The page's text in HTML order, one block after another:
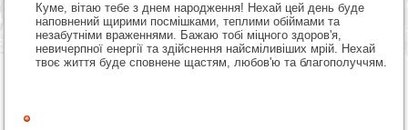
Куме, вітаю тебе з днем народження! Нехай цей день буде
наповнений щирими посмішками, теплими обіймами та
незабутніми враженнями. Бажаю тобі міцного здоров'я,
невичерпної енергії та здійснення найсміливіших мрій. Нехай
твоє життя буде сповнене щастям, любов'ю та благополуччям.